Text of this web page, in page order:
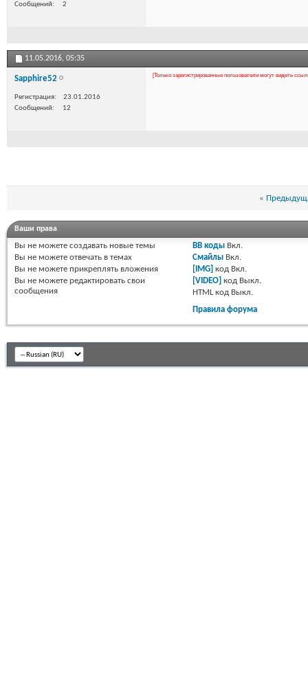
Сообщений
2
11.05.2016, 05:35
Sapphire52
Регистрация
23.01.2016
Сообщений
12
[Только зарегистрированные пользователи могут видеть
«
Ваши права
Вы не можете создавать новые темы
Вы не можете отвечать в темах
Вы не можете прикреплять вложения
Вы не можете редактировать свои
сообщения
BB коды Вкл.
Смайлы Вкл.
[IMG] код Вкл.
[VIDEO] код Выкл.
HTML код Выкл.
Правила форума